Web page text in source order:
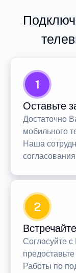
1
Оставьте
Достаточно
мобильного
Наша
2
Согласуйте
Работы по